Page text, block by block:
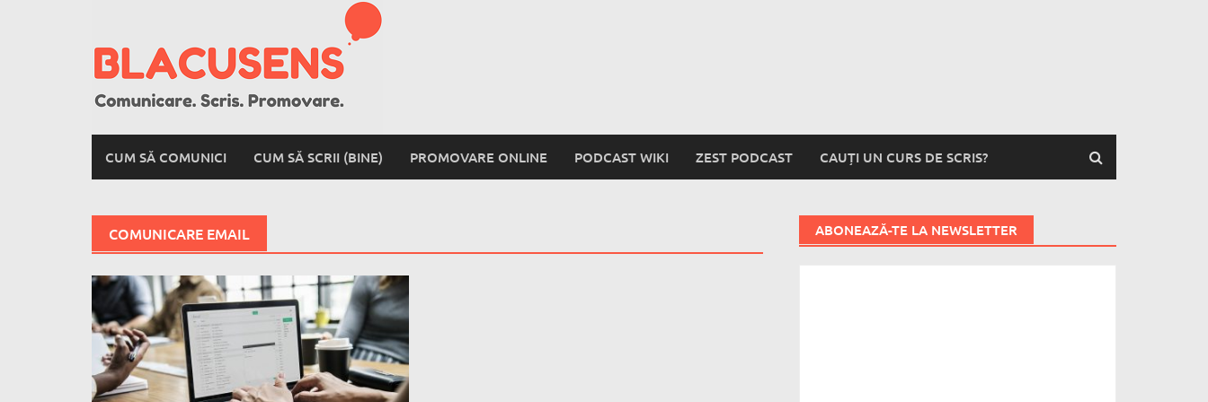
CUM SĂ COMUNICI CUM SĂ SCRII (BINE) PROMOVARE ONLINE PODCAST WIKI ZEST PODCAST CAUȚI UN CURS DE SCRIS?
COMUNICARE EMAIL ABONEAZĂ-TE LA NEWSLETTER